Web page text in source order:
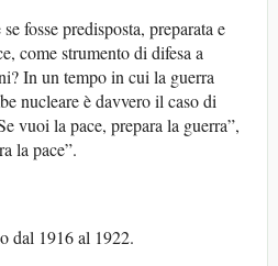
fosse predisposta, preparata e
come strumento di difesa a
In un tempo in cui la guerra
nucleare è davvero il caso di
vuoi la pace, prepara la guerra”,
la pace”.
dal 1916 al 1922.